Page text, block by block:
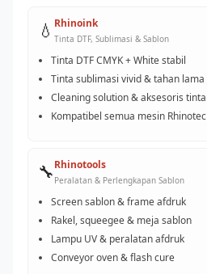
💧 Rhinoink
Tinta DTF, Sublimasi & Sablon
Tinta DTF CMYK + White stabil
Tinta sublimasi vivid & tahan lama
Cleaning solution & aksesoris tinta
Kompatibel semua mesin Rhinotec
🔧Rhinotools
Peralatan & Perlengkapan Sablon
Screen sablon & frame afdruk
Rakel, squeegee & meja sablon
Lampu UV & peralatan afdruk
Conveyor oven & flash cure